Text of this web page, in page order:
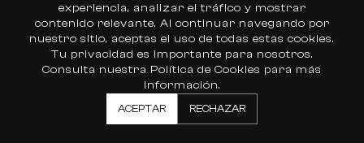
Aviso de Privacidad Preguntas Frecuentes
Distribuidores Nuestra Historia
Contacto
×
FORMA PARTE DEL
México
SUSCRIBIRME
experiencia, analizar el tráfico y mostrar
contenido relevante. Al continuar navegando por
nuestro sitio, aceptas el uso de todas estas cookies.
Tu privacidad es importante para nosotros.
Consulta nuestra Política de Cookies para más
información.
ACEPTAR RECHAZAR
🛒 Carrito (